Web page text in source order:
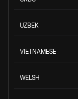
UZBEK
VIETNAMESE
WELSH